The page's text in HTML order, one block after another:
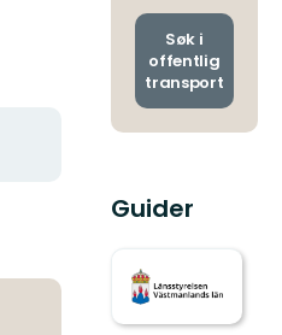
og
Søk i
offentlig
transport
Guider